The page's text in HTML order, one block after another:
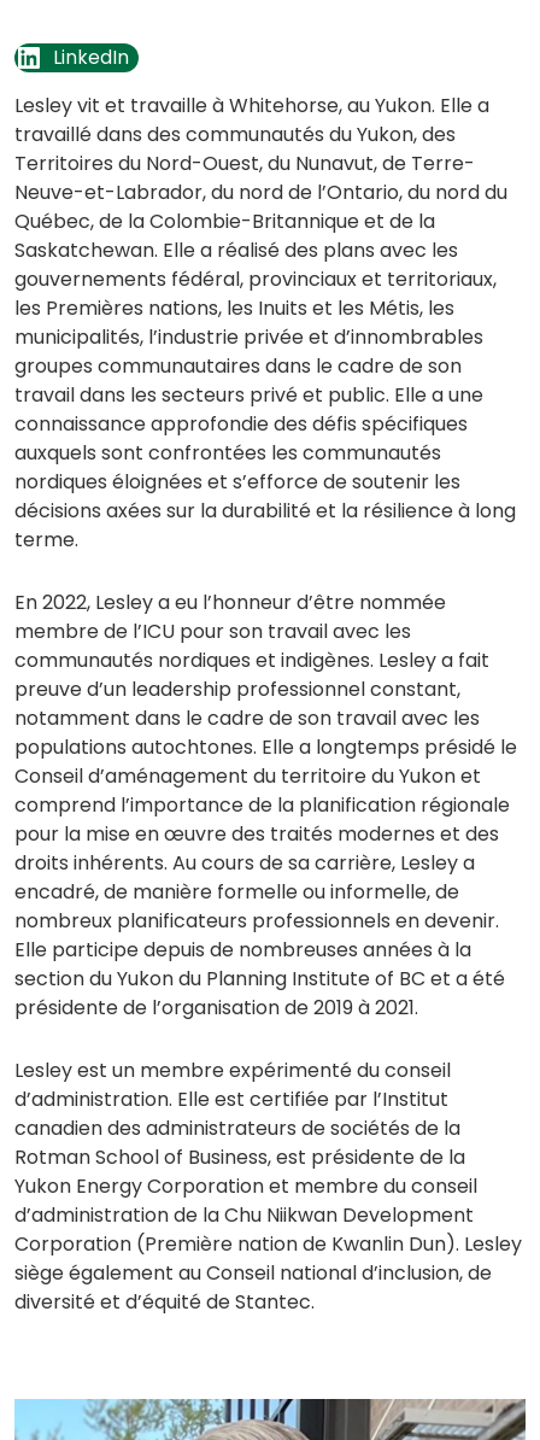
LinkedIn
(opens in a new tab)
Lesley vit et travaille à Whitehorse, au Yukon. Elle a
travaillé dans des communautés du Yukon, des
Territoires du Nord-Ouest, du Nunavut, de Terre-
Neuve-et-Labrador, du nord de l’Ontario, du nord du
Québec, de la Colombie-Britannique et de la
Saskatchewan. Elle a réalisé des plans avec les
gouvernements fédéral, provinciaux et territoriaux,
les Premières nations, les Inuits et les Métis, les
municipalités, l’industrie privée et d’innombrables
groupes communautaires dans le cadre de son
travail dans les secteurs privé et public. Elle a une
connaissance approfondie des défis spécifiques
auxquels sont confrontées les communautés
nordiques éloignées et s’efforce de soutenir les
décisions axées sur la durabilité et la résilience à long
terme.
En 2022, Lesley a eu l’honneur d’être nommée
membre de l’ICU pour son travail avec les
communautés nordiques et indigènes. Lesley a fait
preuve d’un leadership professionnel constant,
notamment dans le cadre de son travail avec les
populations autochtones. Elle a longtemps présidé le
Conseil d’aménagement du territoire du Yukon et
comprend l’importance de la planification régionale
pour la mise en œuvre des traités modernes et des
droits inhérents. Au cours de sa carrière, Lesley a
encadré, de manière formelle ou informelle, de
nombreux planificateurs professionnels en devenir.
Elle participe depuis de nombreuses années à la
section du Yukon du Planning Institute of BC et a été
présidente de l’organisation de 2019 à 2021.
Lesley est un membre expérimenté du conseil
d’administration. Elle est certifiée par l’Institut
canadien des administrateurs de sociétés de la
Rotman School of Business, est présidente de la
Yukon Energy Corporation et membre du conseil
d’administration de la Chu Niikwan Development
Corporation (Première nation de Kwanlin Dun). Lesley
siège également au Conseil national d’inclusion, de
diversité et d’équité de Stantec.